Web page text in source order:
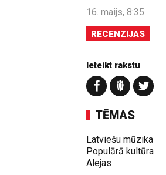
16. maijs, 8:35
RECENZIJAS
Ieteikt rakstu
TĒMAS
Latviešu mūzika
Populārā kultūra
Alejas